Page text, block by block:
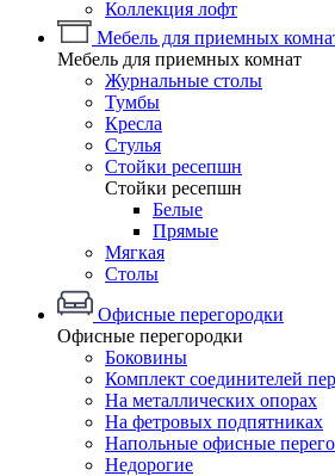
Коллекция лофт
Мебель для приемных
Мебель для приемных комнат
Журнальные столы
Тумбы
Кресла
Стулья
Стойки ресепшн
Стойки ресепшн
Белые
Прямые
Мягкая
Столы
Офисные перегородки
Офисные перегородки
Боковины
Комплект соединителей
На металлических опорах
На фетровых подпятниках
Напольные офисные
Недорогие